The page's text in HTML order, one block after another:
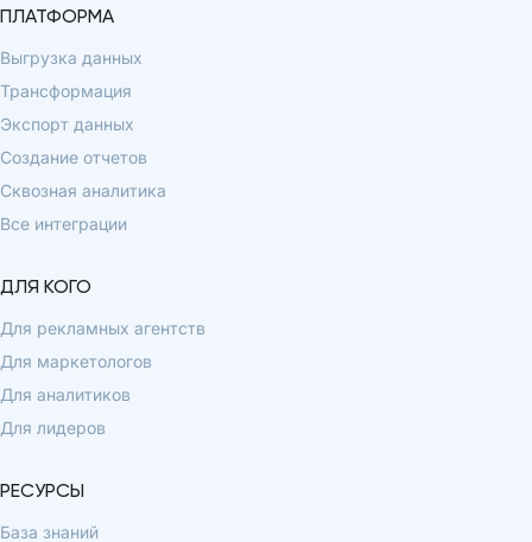
ПЛАТФОРМА
Выгрузка данных
Трансформация
Экспорт данных
Создание отчетов
Сквозная аналитика
Все интеграции
ДЛЯ КОГО
Для рекламных агентств
Для маркетологов
Для аналитиков
Для лидеров
РЕСУРСЫ
База знаний